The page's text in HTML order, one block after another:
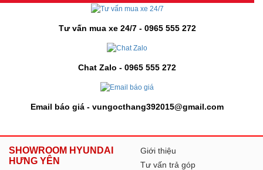
Tư vấn mua xe 24/7 - 0965 555 272
Chat Zalo - 0965 555 272
Email báo giá - vungocthang392015@gmail.com
SHOWROOM HYUNDAI
HƯNG YÊN
Giới thiệu
Tư vấn trả góp